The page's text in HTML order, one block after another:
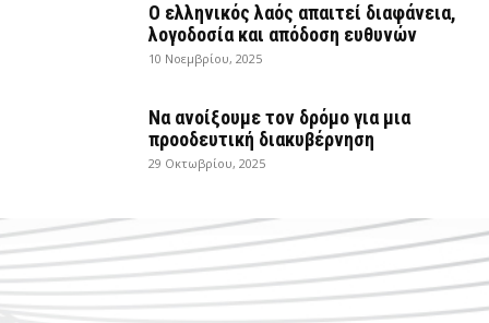
Ο ελληνικός λαός απαιτεί διαφάνεια,
λογοδοσία και απόδοση ευθυνών
10 Νοεμβρίου, 2025
Να ανοίξουμε τον δρόμο για μια
προοδευτική διακυβέρνηση
29 Οκτωβρίου, 2025